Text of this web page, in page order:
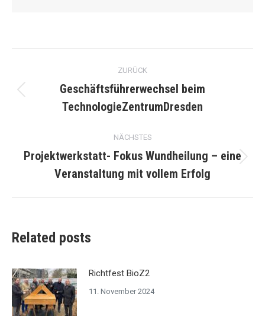
Kommentarnavigation
ZURÜCK
Vorheriger
Beitrag:
Geschäftsführerwechsel beim
TechnologieZentrumDresden
NÄCHSTES
Nächster
Beitrag:
Projektwerkstatt- Fokus Wundheilung – eine
Veranstaltung mit vollem Erfolg
Related posts
Richtfest BioZ2
11. November 2024